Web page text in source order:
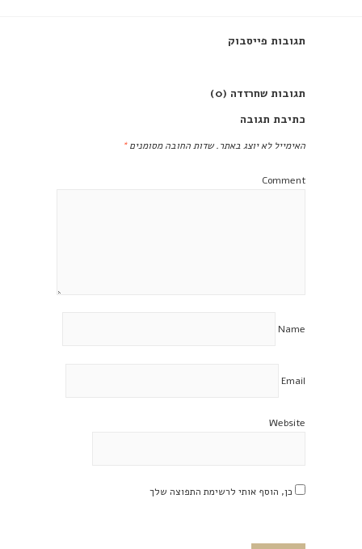
תגובות פייסבוק
תגובות שחרזדה (0)
כתיבת תגובה
האימייל לא יוצג באתר. שדות החובה מסומנים*
Comment
Name
Email
Website
כן, הוסף אותי לרשימת התפוצה שלך